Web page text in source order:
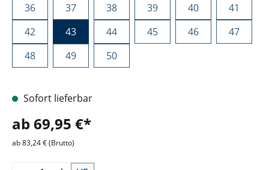
36
37 38 39 40
41
42
43 44 45 46
47
48
49 50
Sofort lieferbar
ab 69,95 €*
ab 83,24 € (Brutto)